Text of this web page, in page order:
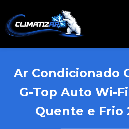
Ar Condicionado
G-Top Auto Wi-
Quente e Frio